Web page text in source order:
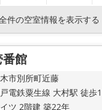
件の空室情報を表示する
番館
市別所町近藤
電鉄粟生線 大村駅 徒歩
ツ 2階建 築22年